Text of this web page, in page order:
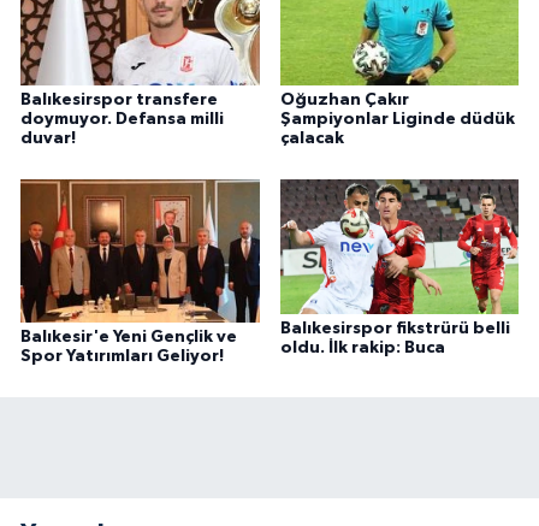
Balıkesirspor transfere
doymuyor. Defansa milli
duvar!
Oğuzhan Çakır
Şampiyonlar Liginde düdük
çalacak
Balıkesir'e Yeni Gençlik ve
Spor Yatırımları Geliyor!
Balıkesirspor fikstrürü belli
oldu. İlk rakip: Buca